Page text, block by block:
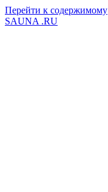
Перейти к содержимому
SAUNA .RU